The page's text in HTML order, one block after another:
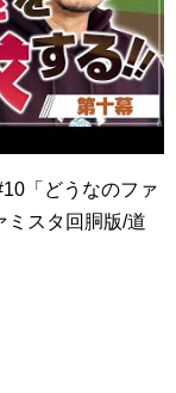
「どうなのファ
ミスタ回胴版/道